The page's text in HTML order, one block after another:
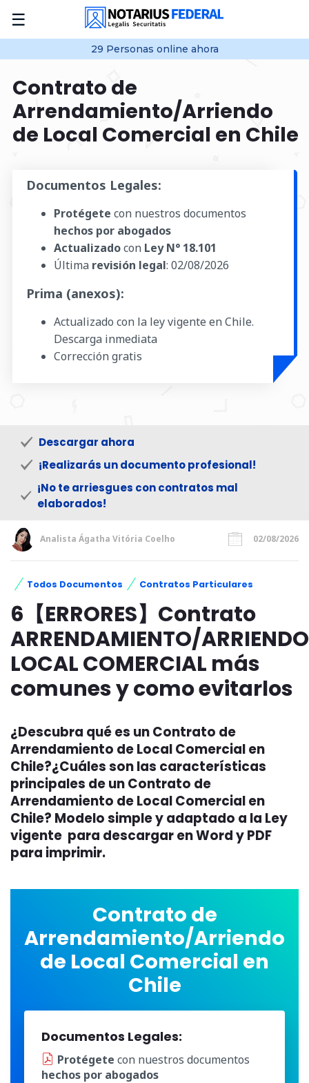
☰
29 Personas online ahora
Contrato de
Arrendamiento/Arriendo
de Local Comercial en Chile
Documentos Legales:
Protégete con nuestros documentos
hechos por abogados
Actualizadocon Ley N° 18.101
Última revisión legal: 02/08/2026
Prima (anexos):
Actualizado con la ley vigente en Chile.
Descarga inmediata
Corrección gratis
Descargar ahora
¡Realizarás un documento profesional!
¡No te arriesgues con contratos mal
elaborados!
Analista Ágatha Vitória Coelho 02/08/2026
Todos Documentos Contratos Particulares
6【ERRORES】Contrato
ARRENDAMIENTO/ARRIENDO
LOCAL COMERCIAL más
comunes y como evitarlos
¿Descubra qué es un Contrato de
Arrendamiento de Local Comercial en
Chile?¿Cuáles son las características
principales de un Contrato de
Arrendamiento de Local Comercial en
Chile? Modelo simple y adaptado a la Ley
vigente para descargar en Word y PDF
para imprimir.
Contrato de
Arrendamiento/Arriendo
de Local Comercial en
Chile
Documentos Legales:
Protégete con nuestros documentos
hechos por abogados